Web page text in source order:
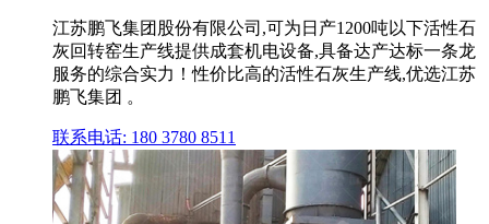
江苏鹏飞集团股份有限公司,可为日产1200吨以下活性石
灰回转窑生产线提供成套机电设备,具备达产达标一条龙
服务的综合实力！性价比高的活性石灰生产线,优选江苏
鹏飞集团 。
联系电话: 180 3780 8511